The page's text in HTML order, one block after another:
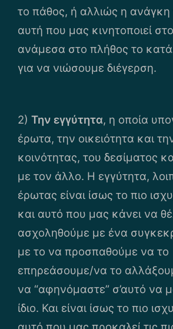
το πάθος, ή αλλιώς η ανάγκη
αυτή που μας κινητοποιεί
ανάμεσα στο πλήθος το
για να νιώσουμε διέγερση.
2) Την εγγύτητα, η οποία
έρωτα, την οικειότητα και
κοινότητας, του δεσίματος
με τον άλλο. Η εγγύτητα,
έρωτας είναι ίσως το πιο
και αυτό που μας κάνει να
ασχοληθούμε με ένα
με το να προσπαθούμε να το
επηρεάσουμε/να το
να “αφηνόμαστε” σ’αυτό να
ίδιο. Και είναι ίσως το πιο